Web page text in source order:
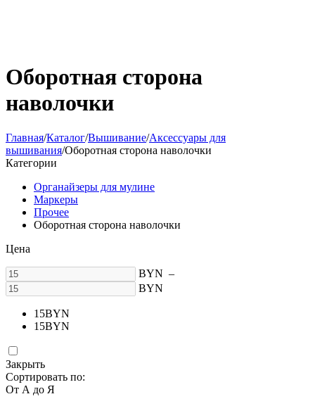
Оборотная сторона
наволочки
Главная/Каталог/Вышивание/Аксессуары для
вышивания/Оборотная сторона наволочки
Категории
Органайзеры для мулине
Маркеры
Прочее
Оборотная сторона наволочки
Цена
BYN –
BYN
15BYN
15BYN
Закрыть
Сортировать по:
От А до Я